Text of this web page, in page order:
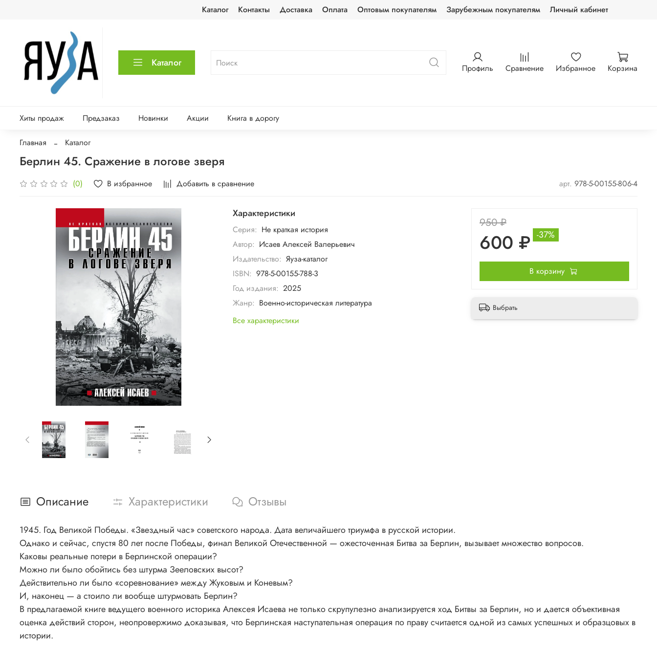
Каталог Контакты Доставка Оплата Оптовым покупателям Зарубежным покупателям Личный кабинет
Каталог Профиль Сравнение Избранное Корзина
Хиты продаж Предзаказ Новинки Акции Книга в дорогу
Главная Каталог
Берлин 45. Сражение в логове зверя
(0) В избранное Добавить в сравнение арт. 978-5-00155-806-4
Характеристики
Серия: Не краткая история
Автор: Исаев Алексей Валерьевич
Издательство: Яуза-каталог
ISBN: 978-5-00155-788-3
Год издания: 2025
Жанр: Военно-историческая литература
Все характеристики
950 ₽
600 ₽ -37%
В корзину
Выбрать
Описание Характеристики Отзывы
1945. Год Великой Победы. «Звездный час» советского народа. Дата величайшего триумфа в русской истории.
Однако и сейчас, спустя 80 лет после Победы, финал Великой Отечественной — ожесточенная Битва за Берлин, вызывает множество вопросов.
Каковы реальные потери в Берлинской операции?
Можно ли было обойтись без штурма Зееловских высот?
Действительно ли было «соревнование» между Жуковым и Коневым?
И, наконец — а стоило ли вообще штурмовать Берлин?
В предлагаемой книге ведущего военного историка Алексея Исаева не только скрупулезно анализируется ход Битвы за Берлин, но и дается объективная
оценка действий сторон, неопровержимо доказывая, что Берлинская наступательная операция по праву считается одной из самых успешных и образцовых в
истории.